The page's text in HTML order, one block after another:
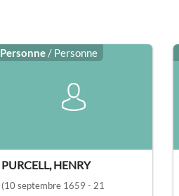
Personne / Personne
PURCELL, HENRY
(10 septembre 1659 - 21